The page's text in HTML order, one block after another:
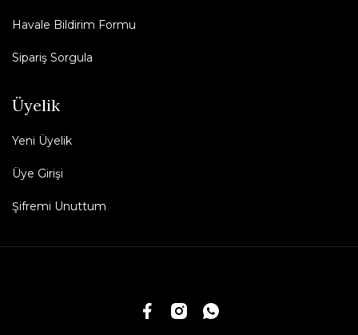
Havale Bildirim Formu
Sipariş Sorgula
Üyelik
Yeni Üyelik
Üye Girişi
Şifremi Unuttum